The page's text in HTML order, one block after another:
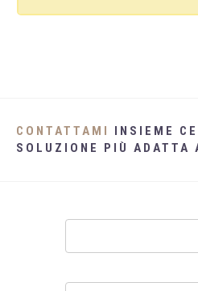
CONTATTAMI
INSIEME
SOLUZIONE PIÙ ADATTA
Contatti